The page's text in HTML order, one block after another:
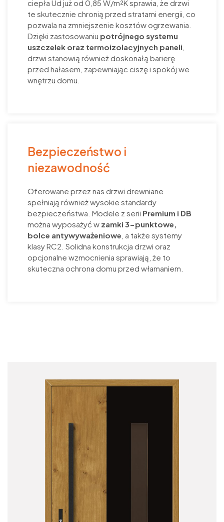
ciepła Ud już od 0,85 W/m²K sprawia, że drzwi
te skutecznie chronią przed stratami energii, co
pozwala na zmniejszenie kosztów ogrzewania.
Dzięki zastosowaniu potrójnego systemu
uszczelek oraz termoizolacyjnych paneli
drzwi stanowią również doskonałą barierę
przed hałasem, zapewniając ciszę i spokój we
wnętrzu domu.
Bezpieczeństwo i
niezawodność
Oferowane przez nas drzwi drewniane
spełniają również wysokie standardy
bezpieczeństwa. Modele z serii Premium i DB
można wyposażyć w zamki 3-punktowe,
bolce antywyważeniowe , a także systemy
klasy RC2. Solidna konstrukcja drzwi oraz
opcjonalne wzmocnienia sprawiają, że to
skuteczna ochrona domu przed włamaniem.